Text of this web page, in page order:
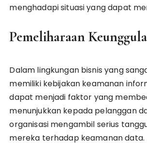
menghadapi situasi yang dapat
Pemeliharaan
Dalam lingkungan bisnis yang
memiliki kebijakan keamanan
dapat menjadi faktor yang
menunjukkan kepada pelanggan
organisasi mengambil serius
mereka terhadap keamanan data.